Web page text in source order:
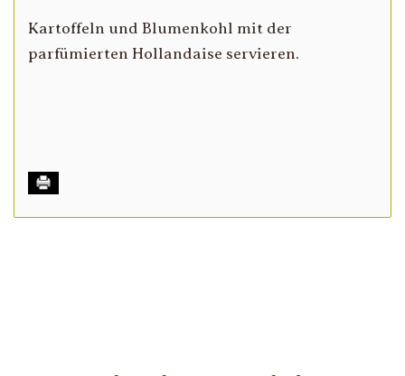
Kartoffeln und Blumenkohl mit der
parfümierten Hollandaise servieren.